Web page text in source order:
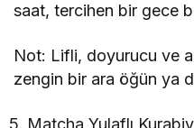
saat, tercihen bir gece
Not: Lifli, doyurucu ve
zengin bir ara öğün ya
Matcha Yulaflı